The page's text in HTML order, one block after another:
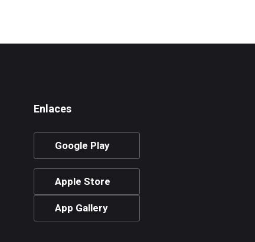
Enlaces
Google Play
Apple Store
App Gallery